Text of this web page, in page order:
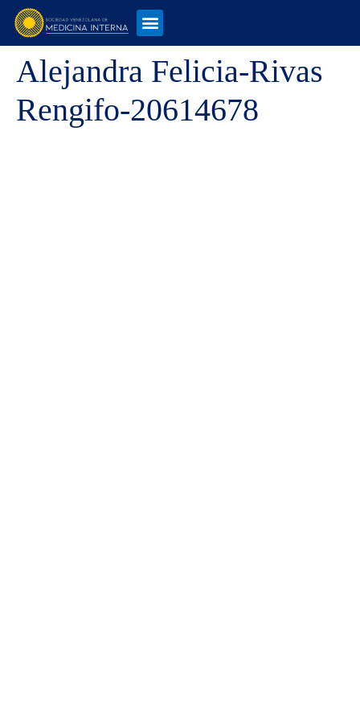
Alejandra Felicia-Rivas
Rengifo-20614678